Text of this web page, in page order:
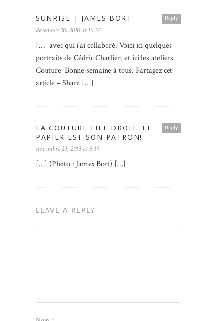
Reply
SUNRISE | JAMES BORT
décembre 20, 2010 at 10:57
[…] avec qui j’ai collaboré. Voici ici quelques
portraits de Cédric Charlier, et ici les ateliers
Couture. Bonne semaine à tous. Partagez cet
article – Share […]
Reply
LA COUTURE FILE DROIT. LE
PAPIER EST SON PATRON!
novembre 23, 2013 at 5:19
[…] (Photo : James Bort) […]
LEAVE A REPLY